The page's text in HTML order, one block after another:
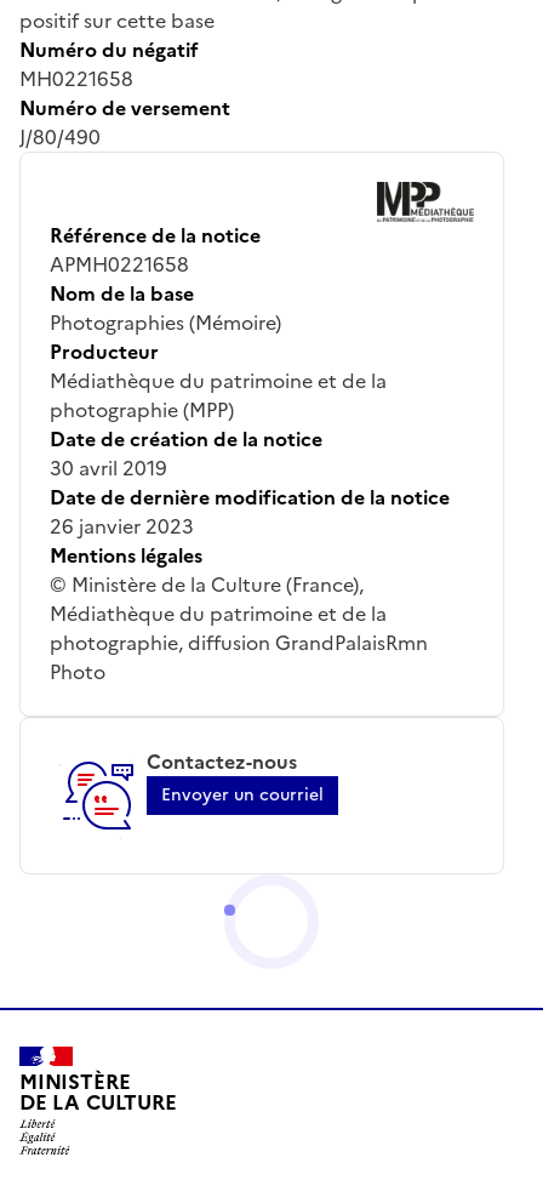
positif sur cette base
Numéro du négatif
MH0221658
Numéro de versement
J/80/490
Référence de la notice
APMH0221658
Nom de la base
Photographies (Mémoire)
Producteur
Médiathèque du patrimoine et de la
photographie (MPP)
Date de création de la notice
30 avril 2019
Date de dernière modification de la notice
26 janvier 2023
Mentions légales
© Ministère de la Culture (France),
Médiathèque du patrimoine et de la
photographie, diffusion GrandPalaisRmn
Photo
Contactez-nous
Envoyer un courriel
MINISTÈRE
DE LA CULTURE